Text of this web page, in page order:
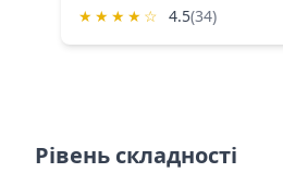
★ ★ ★ ★ ☆ 4.5(34)
Рівень складності